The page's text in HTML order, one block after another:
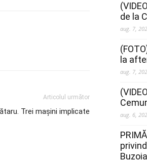
Articolul următor
Trei mașini implicate
de la
aug. 7,
la
aug. 7,
aug. 6,